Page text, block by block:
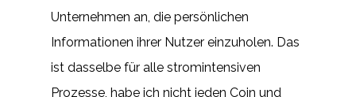
Unternehmen an, die persönlichen
Informationen ihrer Nutzer einzuholen. Das
ist dasselbe für alle stromintensiven
Prozesse, habe ich nicht jeden Coin und